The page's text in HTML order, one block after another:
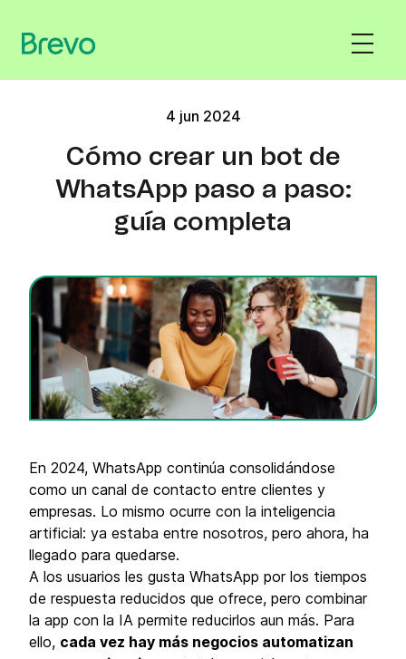
4 jun 2024
Cómo crear un bot de
WhatsApp paso a paso:
guía completa
En 2024, WhatsApp continúa consolidándose
como un canal de contacto entre clientes y
empresas. Lo mismo ocurre con la inteligencia
artificial: ya estaba entre nosotros, pero ahora, ha
llegado para quedarse.
A los usuarios les gusta WhatsApp por los tiempos
de respuesta reducidos que ofrece, pero combinar
la app con la IA permite reducirlos aun más. Para
ello, cada vez hay más negocios automatizan